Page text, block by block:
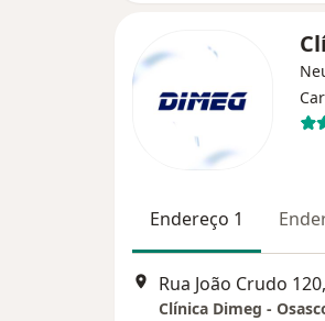
Endereço 1
Rua João Crudo
Clínica Dimeg -